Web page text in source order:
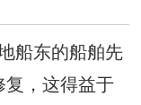
船东的船舶先
复，这得益于